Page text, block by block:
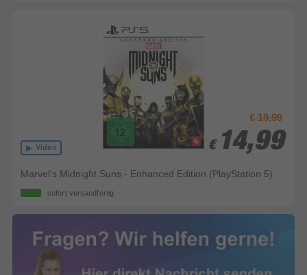
Video
€ 19,99
€ 14,99
€ 14,99
Marvel's Midnight Suns - Enhanced Edition (PlayStation 5)
sofort versandfertig